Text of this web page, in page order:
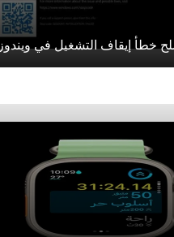
خطأ إيقاف التشغيل في ويندوز